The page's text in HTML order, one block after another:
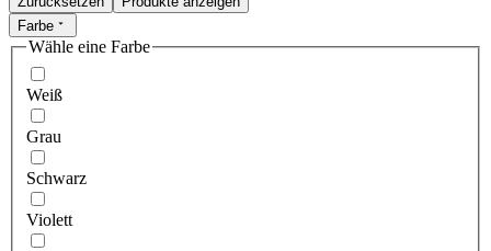
Farbe
Wähle eine Farbe
Weiß
Grau
Schwarz
Violett